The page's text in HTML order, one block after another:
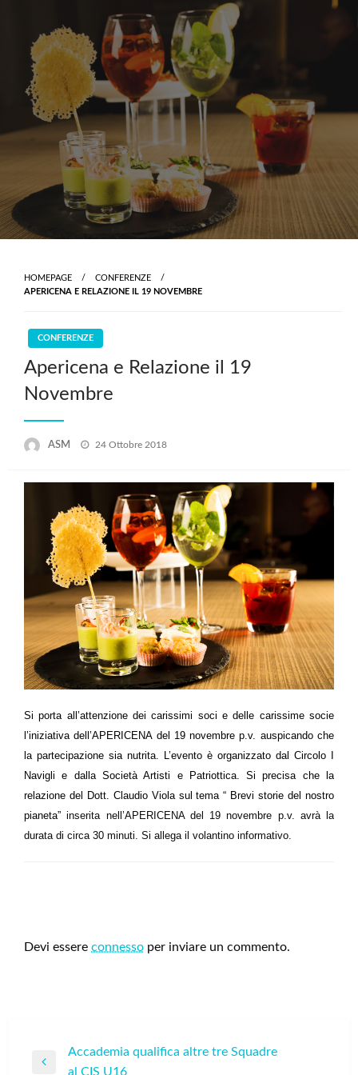
content
HOMEPAGE
CONFERENZE
APERICENA E RELAZIONE IL 19 NOVEMBRE
CONFERENZE
Apericena e Relazione il 19
Novembre
ASM
Posted
24 Ottobre 2018
Si porta all’attenzione dei carissimi soci e delle carissime socie
l’iniziativa dell’APERICENA del 19 novembre p.v. auspicando che
la partecipazione sia nutrita. L’evento è organizzato dal Circolo I
Navigli e dalla Società Artisti e Patriottica. Si precisa che la
relazione del Dott. Claudio Viola sul tema “ Brevi storie del nostro
pianeta”inserita nell’APERICENA del 19 novembre p.v. avrà la
durata di circa 30 minuti. Si allega il volantino informativo.
Devi essere connesso per inviare un commento.
Navigazione
Previous
Accademia qualifica altre tre Squadre
al CIS U16